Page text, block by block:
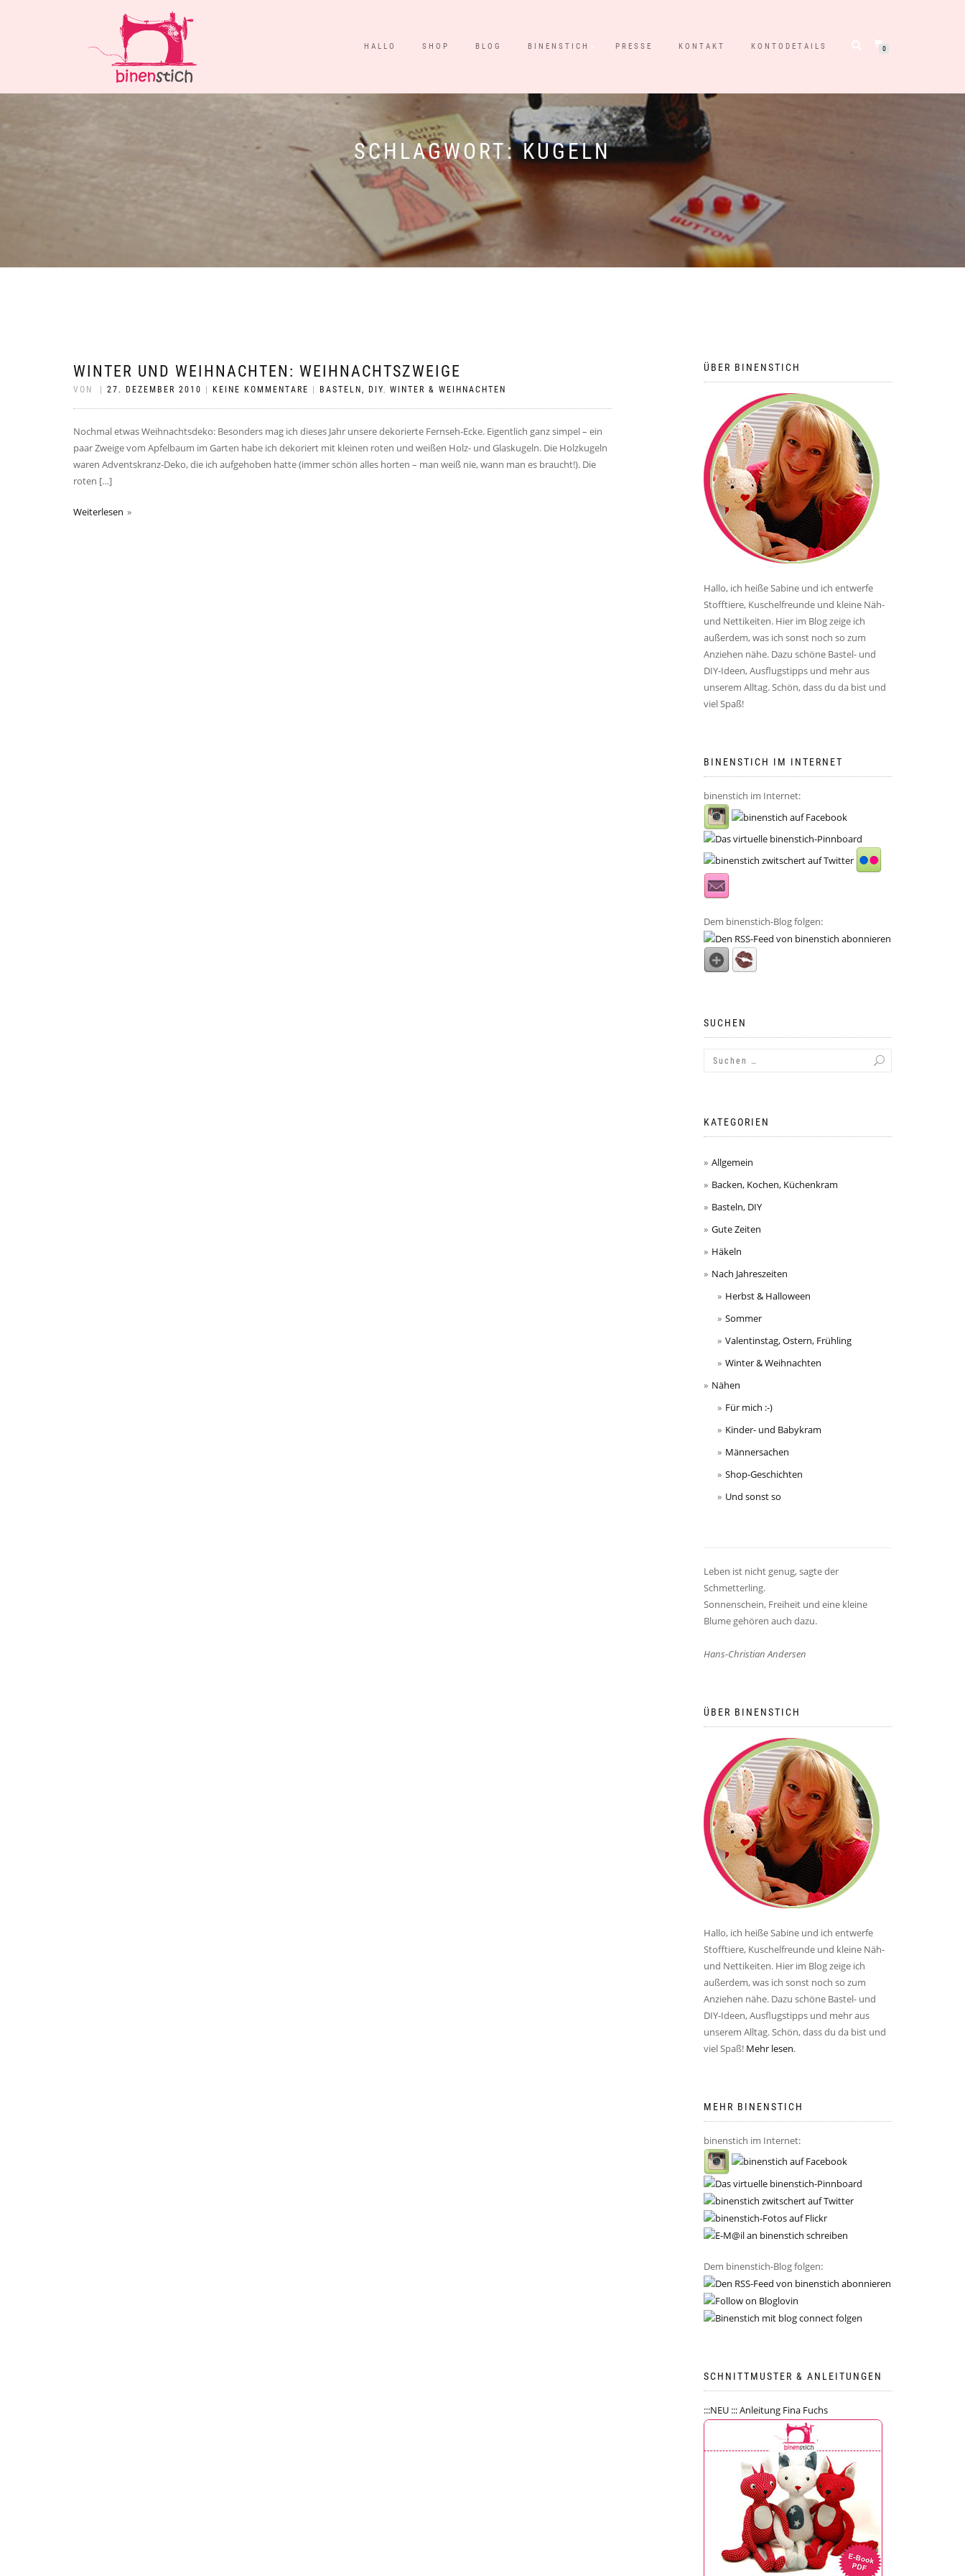
HALLO SHOP BLOG BINENSTICH PRESSE KONTAKT KONTODETAILS 0
SCHLAGWORT:KUGELN
WINTER UND WEIHNACHTEN: WEIHNACHTSZWEIGE
VON 27. DEZEMBER 2010 KEINE KOMMENTARE BASTELN, DIY, WINTER & WEIHNACHTEN
Nochmal etwas Weihnachtsdeko: Besonders mag ich dieses Jahr unsere dekorierte Fernseh-Ecke. Eigentlich ganz simpel – ein
paar Zweige vom Apfelbaum im Garten habe ich dekoriert mit kleinen roten und weißen Holz- und Glaskugeln. Die Holzkugeln
waren Adventskranz-Deko, die ich aufgehoben hatte (immer schön alles horten – man weiß nie, wann man es braucht!). Die
roten […]
Weiterlesen
ÜBER BINENSTICH
Hallo, ich heiße Sabine und ich entwerfe
Stofftiere, Kuschelfreunde und kleine Näh-
und Nettikeiten. Hier im Blog zeige ich
außerdem, was ich sonst noch so zum
Anziehen nähe. Dazu schöne Bastel- und
DIY-Ideen, Ausflugstipps und mehr aus
unserem Alltag. Schön, dass du da bist und
viel Spaß!
BINENSTICH IM INTERNET
binenstich im Internet:
Dem binenstich-Blog folgen:
SUCHEN
KATEGORIEN
Allgemein
Backen, Kochen, Küchenkram
Basteln, DIY
Gute Zeiten
Häkeln
Nach Jahreszeiten
Herbst & Halloween
Sommer
Valentinstag, Ostern, Frühling
Winter & Weihnachten
Nähen
Für mich :-)
Kinder- und Babykram
Männersachen
Shop-Geschichten
Und sonst so
Leben ist nicht genug, sagte der
Schmetterling.
Sonnenschein, Freiheit und eine kleine
Blume gehören auch dazu.
Hans-Christian Andersen
ÜBER BINENSTICH
Hallo, ich heiße Sabine und ich entwerfe
Stofftiere, Kuschelfreunde und kleine Näh-
und Nettikeiten. Hier im Blog zeige ich
außerdem, was ich sonst noch so zum
Anziehen nähe. Dazu schöne Bastel- und
DIY-Ideen, Ausflugstipps und mehr aus
unserem Alltag. Schön, dass du da bist und
viel Spaß! Mehr lesen.
MEHR BINENSTICH
binenstich im Internet:
Dem binenstich-Blog folgen:
SCHNITTMUSTER & ANLEITUNGEN
:::NEU ::: Anleitung Fina Fuchs